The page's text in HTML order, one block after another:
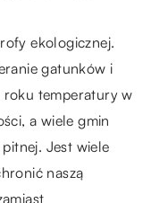
ekologicznej.
gatunków i
roku temperatury w
a wiele gmin
Jest wiele
naszą